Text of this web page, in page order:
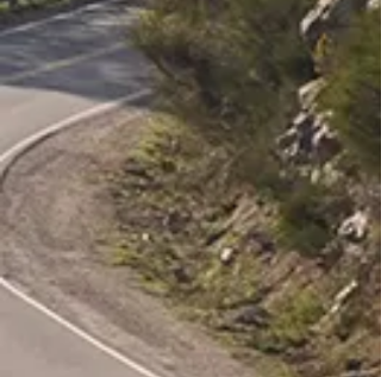
San Carlos de Bariloche